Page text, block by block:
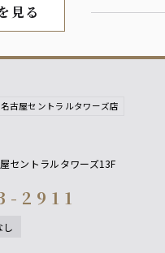
見る
名古屋セントラルタワーズ店
セントラルタワーズ13F
2911
なし